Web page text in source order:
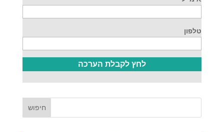
טלפון